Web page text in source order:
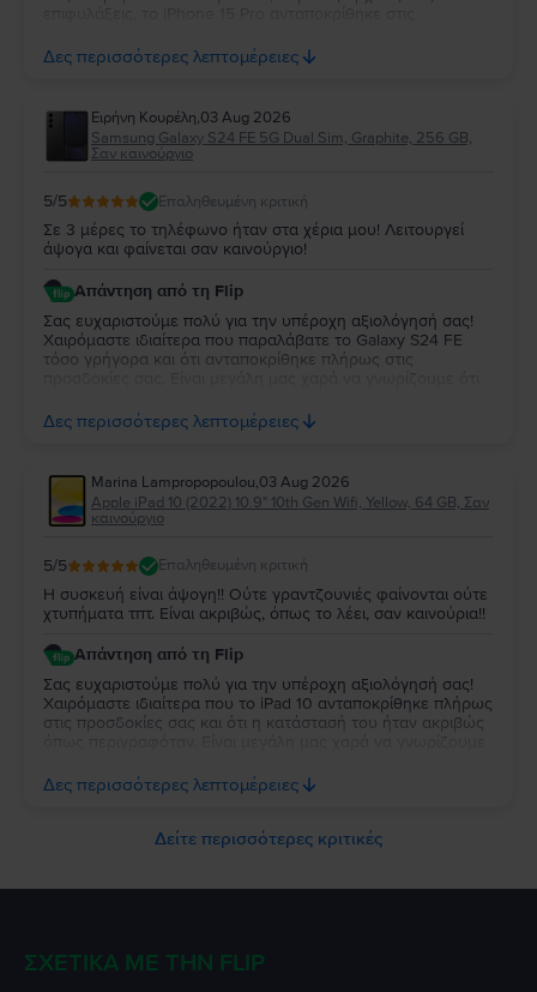
την κατάστασή της όσο και από την απόδοσή της. Η
εμπιστοσύνη σας και τα σχόλιά σας είναι ιδιαίτερα σημαντικά
προσφέρουμε την καλύτερη δυνατή εμπειρία στους πελάτες
μας. Σας ευχαριστούμε που επιλέξατε τη Flip και σας
ευχόμαστε να χαρείτε τη συσκευή σας για πολύ καιρό!
Δες περισσότερες λεπτομέρειες
Ειρήνη Κουρέλη,03 Aug 2026
Samsung Galaxy S24 FE 5G Dual Sim, Graphite, 256 GB,
Σαν καινούργιο
5/5 Επαληθευμένη κριτική
Σε 3 μέρες το τηλέφωνο ήταν στα χέρια μου! Λειτουργεί
άψογα και φαίνεται σαν καινούργιο!
Απάντηση από τη Flip
Σας ευχαριστούμε πολύ για την υπέροχη αξιολόγησή σας!
Χαιρόμαστε ιδιαίτερα που παραλάβατε το Galaxy S24 FE
τόσο γρήγορα και ότι ανταποκρίθηκε πλήρως στις
απόλυτα ικανοποιημένη. Σας ευχαριστούμε για την
εμπιστοσύνη σας και σας ευχόμαστε να χαρείτε τη νέα σας
Δες περισσότερες λεπτομέρειες
Marina Lampropopoulou,03 Aug 2026
Apple iPad 10 (2022) 10.9" 10th Gen Wifi, Yellow, 64 GB, Σαν
καινούργιο
5/5 Επαληθευμένη κριτική
Η συσκευή είναι άψογη!! Ούτε γραντζουνιές φαίνονται ούτε
χτυπήματα τπτ. Είναι ακριβώς, όπως το λέει, σαν καινούρια!!
Απάντηση από τη Flip
Σας ευχαριστούμε πολύ για την υπέροχη αξιολόγησή σας!
Χαιρόμαστε ιδιαίτερα που το iPad 10 ανταποκρίθηκε πλήρως
στις προσδοκίες σας και ότι η κατάστασή του ήταν ακριβώς
ευχαριστούμε για την εμπιστοσύνη σας και ευχόμαστε να
χαρείτε τη νέα σας συσκευή!
Δες περισσότερες λεπτομέρειες
Δείτε περισσότερες κριτικές
ΣΧΕΤΙΚΆ ΜΕ ΤΗΝ FLIP